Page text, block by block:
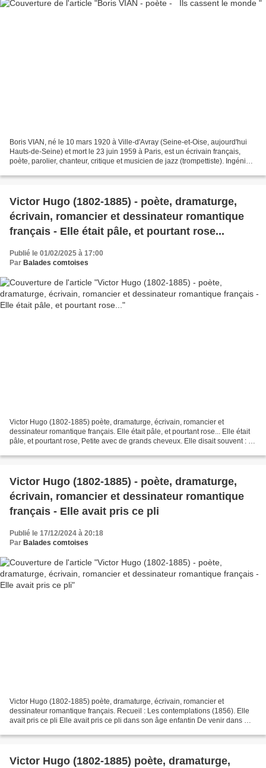
Boris VIAN, né le 10 mars 1920 à Ville-d'Avray (Seine-et-Oise, aujourd'hui
Hauts-de-Seine) et mort le 23 juin 1959 à Paris, est un écrivain français,
poète, parolier, chanteur, critique et musicien de jazz (trompettiste). Ingénieur
Victor Hugo (1802-1885) - poète, dramaturge,
écrivain, romancier et dessinateur romantique
français - Elle était pâle, et pourtant rose...
Publié le 01/02/2025 à 17:00
Par Balades comtoises
Victor Hugo (1802-1885) poète, dramaturge, écrivain, romancier et
dessinateur romantique français. Elle était pâle, et pourtant rose... Elle était
pâle, et pourtant rose, Petite avec de grands cheveux. Elle disait souvent : je
Victor Hugo (1802-1885) - poète, dramaturge,
écrivain, romancier et dessinateur romantique
français - Elle avait pris ce pli
Publié le 17/12/2024 à 20:18
Par Balades comtoises
Victor Hugo (1802-1885) poète, dramaturge, écrivain, romancier et
dessinateur romantique français. Recueil : Les contemplations (1856). Elle
avait pris ce pli Elle avait pris ce pli dans son âge enfantin De venir dans ma
Victor Hugo (1802-1885) poète, dramaturge,